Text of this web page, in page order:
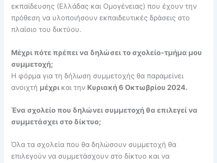
εκπαίδευσης (Ελλάδας και Ομογένειας) που έχουν την
πρόθεση να υλοποιήσουν εκπαιδευτικές δράσεις στο
πλαίσιο του δικτύου.
Μέχρι πότε πρέπει να δηλώσει το σχολείο-τμήμα μου
συμμετοχή;
Η φόρμα για τη δήλωση συμμετοχής θα παραμείνει
ανοιχτή μέχρι και την Κυριακή 6 Οκτωβρίου 2024.
Ένα σχολείο που δηλώνει συμμετοχή θα επιλεγεί να
συμμετάσχει στο δίκτυο;
Όλα τα σχολεία που θα δηλώσουν συμμετοχή θα
επιλεγούν να συμμετάσχουν στο δίκτυο και να